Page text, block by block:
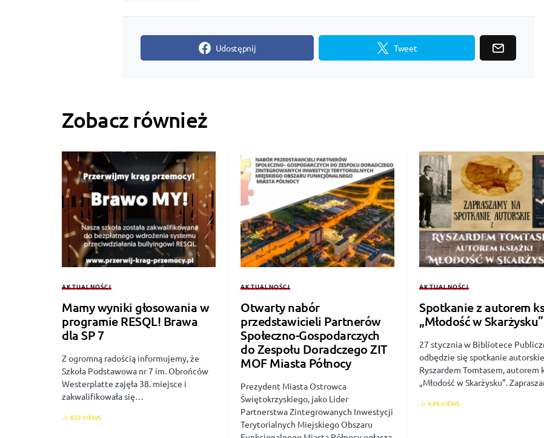
Udostępnij Tweet
Zobacz również
AKTUALNOŚCI
Mamy wyniki głosowania w
programie RESQL! Brawa
dla SP 7
Z ogromną radością informujemy, że
Szkoła Podstawowa nr 7 im. Obrońców
Westerplatte zajęła 38. miejsce i
zakwalifikowała się…
822 VIEWS
AKTUALNOŚCI
Otwarty nabór
przedstawicieli Partnerów
Społeczno-Gospodarczych
do Zespołu Doradczego ZIT
MOF Miasta Północy
Prezydent Miasta Ostrowca
Świętokrzyskiego, jako Lider
Partnerstwa Zintegrowanych Inwestycji
Terytorialnych Miejskiego Obszaru
AKTUALNOŚCI
Spotkanie z autorem
„Młodość w Skarżysku”
27 stycznia w Bibliotece
odbędzie się spotkanie
Ryszardem Tomtasem, autorem
„Młodość w Skarżysku”.
4,6K VIEWS